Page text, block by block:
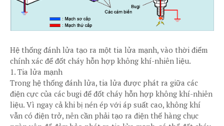
Hệ thống đánh lửa tạo ra một tia lửa mạnh, vào thời điểm
chính xác để đốt cháy hỗn hợp không khí-nhiên liệu.
1. Tia lửa mạnh
Trong hệ thống đánh lửa, tia lửa được phát ra giữa các
điện cực của các bugi để đốt cháy hỗn hợp không khí-nhiên
liệu. Vì ngay cả khi bị nén ép với áp suất cao, không khí
vẫn có điện trở, nên cần phải tạo ra điện thế hàng chục